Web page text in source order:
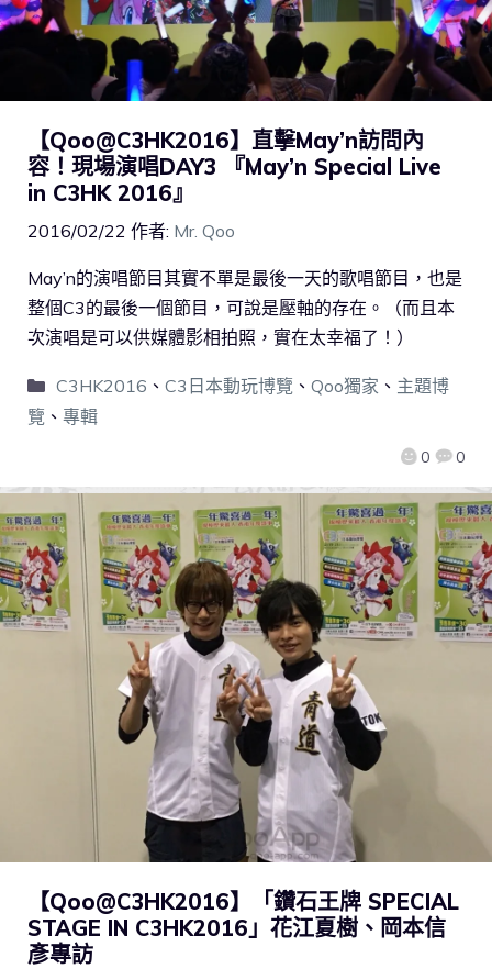
【Qoo@C3HK2016】直擊May’n訪問內
容！現場演唱DAY3 『May’n Special Live
in C3HK 2016』
2016/02/22 作者: Mr. Qoo
0 0
May’n的演唱節目其實不單是最後一天的歌唱節目，也是
整個C3的最後一個節目，可說是壓軸的存在。（而且本
次演唱是可以供媒體影相拍照，實在太幸福了！）
C3HK2016 、 C3日本動玩博覽 、 Qoo獨家 、 主題博
覽 、 專輯
【Qoo@C3HK2016】「鑽石王牌 SPECIAL
STAGE IN C3HK2016」花江夏樹、岡本信
彥專訪